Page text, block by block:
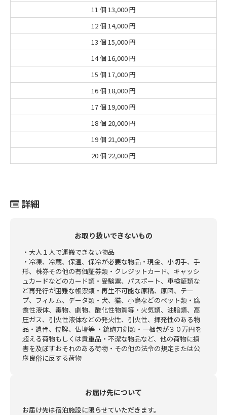
11 個 13,000 円
12 個 14,000 円
13 個 15,000 円
14 個 16,000 円
15 個 17,000 円
16 個 18,000 円
17 個 19,000 円
18 個 20,000 円
19 個 21,000 円
20 個 22,000 円
詳細
お取り扱いできないもの
・大人１人で運搬できない物品
・冷凍、冷蔵、保温、保冷が必要な物品 ・現金、小切手、手
形、株券その他の有価証券類 ・クレジットカード、キャッシ
ュカードなどのカード類 ・受験票、パスポート、車検証類な
ど再発行が困難な帳票類 ・再生不可能な原稿、原図、テー
プ、フィルム、データ類 ・犬、猫、小鳥などのペット類 ・腐
食性液体、毒物、劇物、酸化性物質等 ・火気類、油脂類、高
圧ガス、引火性液体などの発火性、引火性、揮発性のある物
品 ・遺骨、位牌、仏壇等 ・銃砲刀剣類 ・一梱包が３０万円を
超える荷物もしくは貴重品 ・不潔な物品など、他の荷物に損
害を及ぼすおそれのある荷物 ・その他の法令の規定または公
序良俗に反する荷物
お届け先について
お届け先は宿泊施設に限らせていただきます。